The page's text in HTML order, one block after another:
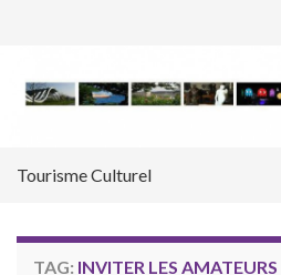
Tourisme Culturel
TAG: INVITER LES AMATEURS